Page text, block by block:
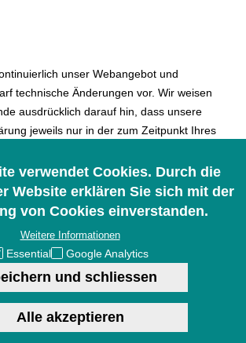
unser Webangebot und
technische Änderungen vor. Wir weisen
ausdrücklich darauf hin, dass unsere
jeweils nur in der zum Zeitpunkt Ihres
verwendet Cookies. Durch die
Website erklären Sie sich mit der
von Cookies einverstanden.
Weitere Informationen
Essential Google Analytics
und schliessen
Alle akzeptieren